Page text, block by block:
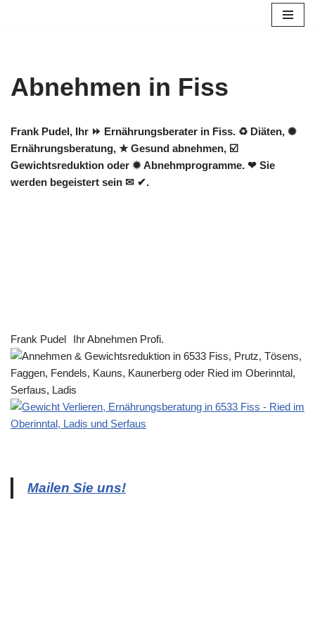
Abnehmen in Fiss
Frank Pudel, Ihr ⏩ Ernährungsberater in Fiss. ♻ Diäten, ✺
Ernährungsberatung, ★ Gesund abnehmen, ☑️
Gewichtsreduktion oder ✹ Abnehmprogramme. ❤ Sie
werden begeistert sein ✉ ✔.
Frank Pudel Ihr Abnehmen Profi.
Mailen Sie uns!